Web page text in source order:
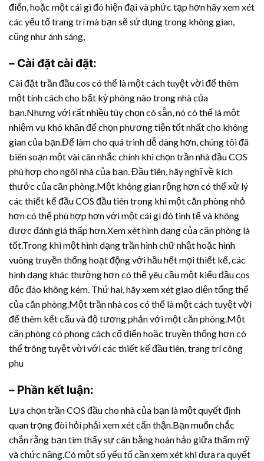
điển, hoặc một cái gì đó hiện đại và phức tạp hơn hãy xem xét
các yếu tố trang trí mà bạn sẽ sử dụng trong không gian,
cũng như ánh sáng,
– Cài đặt cài đặt:
Cài đặt trần đầu cos có thể là một cách tuyệt vời để thêm
một tính cách cho bất kỳ phòng nào trong nhà của
bạn.Nhưng với rất nhiều tùy chọn có sẵn, nó có thể là một
nhiệm vụ khó khăn để chọn phương tiện tốt nhất cho không
gian của bạn.Để làm cho quá trình dễ dàng hơn, chúng tôi đã
biên soạn một vài cân nhắc chính khi chọn trần nhà đầu COS
phù hợp cho ngôi nhà của bạn. Đầu tiên, hãy nghĩ về kích
thước của căn phòng.Một không gian rộng hơn có thể xử lý
các thiết kế đầu COS đầu tiên trong khi một căn phòng nhỏ
hơn có thể phù hợp hơn với một cái gì đó tinh tế và không
được đánh giá thấp hơn.Xem xét hình dạng của căn phòng là
tốt.Trong khi một hình dạng trần hình chữ nhật hoặc hình
vuông truyền thống hoạt động với hầu hết mọi thiết kế, các
hình dạng khác thường hơn có thể yêu cầu một kiểu đầu cos
độc đáo không kém. Thứ hai, hãy xem xét giao diện tổng thể
của căn phòng.Một trần nhà cos có thể là một cách tuyệt vời
để thêm kết cấu và độ tương phản với một căn phòng.Một
căn phòng có phong cách cổ điển hoặc truyền thống hơn có
thể trông tuyệt vời với các thiết kế đầu tiên, trang trí công
phu
– Phần kết luận:
Lựa chọn trần COS đầu cho nhà của bạn là một quyết định
quan trọng đòi hỏi phải xem xét cẩn thận.Bạn muốn chắc
chắn rằng bạn tìm thấy sự cân bằng hoàn hảo giữa thẩm mỹ
và chức năng.Có một số yếu tố cần xem xét khi đưa ra quyết